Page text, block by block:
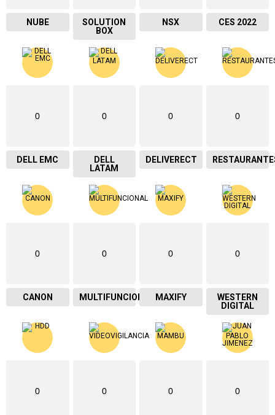
NUBE
SOLUTION
BOX
NSX CES 2022
0
DELL EMC
0
DELL
LATAM
0
DELIVERECT
0
0
CANON
0
MULTIFUNCIONAL
0
MAXIFY
0
WESTERN
DIGITAL
0 0 0 0